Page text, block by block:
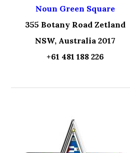
Noun Green Square
355 Botany Road Zetland
NSW, Australia 2017
+61 481 188 226